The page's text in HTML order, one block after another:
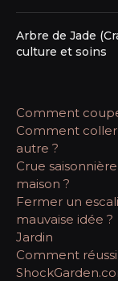
Arbre de Jade
culture et soins
Comment
Comment
autre ?
Crue
maison ?
Fermer un
mauvaise idée ?
Jardin
Comment